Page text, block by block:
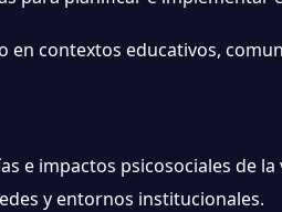
en contextos educativos,
e impactos psicosociales de la
y entornos institucionales.